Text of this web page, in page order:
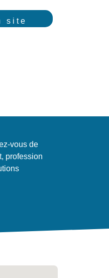
site
vous de
profession